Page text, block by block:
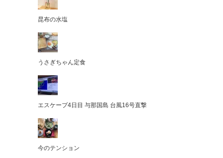
昆布の水塩
うさぎちゃん定食
エスケープ4日目 与那国島 台風16号直撃
今のテンション